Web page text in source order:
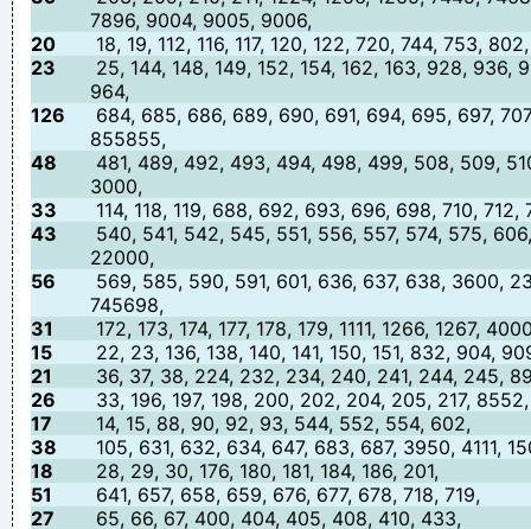
7896, 9004, 9005, 9006,
20
18, 19, 112, 116, 117, 120, 122, 720, 744, 753,
23
25, 144, 148, 149, 152, 154, 162, 163, 928, 936,
964,
126
684, 685, 686, 689, 690, 691, 694, 695, 697,
855855,
48
481, 489, 492, 493, 494, 498, 499, 508, 509,
3000,
33
114, 118, 119, 688, 692, 693, 696, 698, 710, 712,
43
540, 541, 542, 545, 551, 556, 557, 574, 575,
22000,
56
569, 585, 590, 591, 601, 636, 637, 638, 3600,
745698,
31
172, 173, 174, 177, 178, 179, 1111, 1266, 1267,
15
22, 23, 136, 138, 140, 141, 150, 151, 832, 904,
21
36, 37, 38, 224, 232, 234, 240, 241, 244, 245,
26
33, 196, 197, 198, 200, 202, 204, 205, 217, 8552,
17
14, 15, 88, 90, 92, 93, 544, 552, 554, 602,
38
105, 631, 632, 634, 647, 683, 687, 3950, 4111,
18
28, 29, 30, 176, 180, 181, 184, 186, 201,
51
641, 657, 658, 659, 676, 677, 678, 718, 719,
27
65, 66, 67, 400, 404, 405, 408, 410, 433,